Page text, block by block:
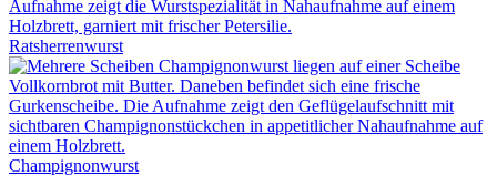
Ratsherrenwurst
Champignonwurst